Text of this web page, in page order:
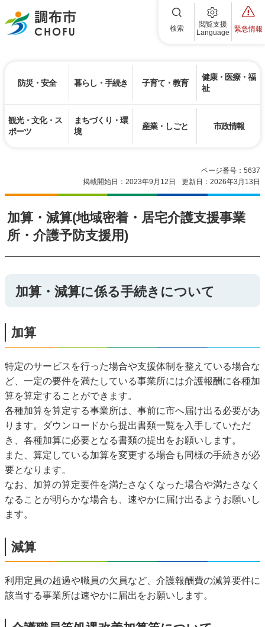
調布市 検索
閲覧支援
Language
緊急情報
防災・安全 暮らし・手続き 子育て・教育
健康・医療・福
祉
観光・文化・ス
ポーツ
まちづくり・環
境
産業・しごと 市政情報
ページ番号：5637
掲載開始日：2023年9月12日
更新日：2026年3月13日
加算・減算(地域密着・居宅介護支援事業
所・介護予防支援用)
加算・減算に係る手続きについて
加算
特定のサービスを行った場合や支援体制を整えている場合な
ど、一定の要件を満たしている事業所には介護報酬に各種加
算を算定することができます。
各種加算を算定する事業所は、事前に市へ届け出る必要があ
ります。ダウンロードから提出書類一覧を入手していただ
き、各種加算に必要となる書類の提出をお願いします。
また、算定している加算を変更する場合も同様の手続きが必
要となります。
なお、加算の算定要件を満たさなくなった場合や満たさなく
なることが明らかな場合も、速やかに届け出るようお願いし
ます。
減算
利用定員の超過や職員の欠員など、介護報酬費の減算要件に
該当する事業所は速やかに届出をお願いします。